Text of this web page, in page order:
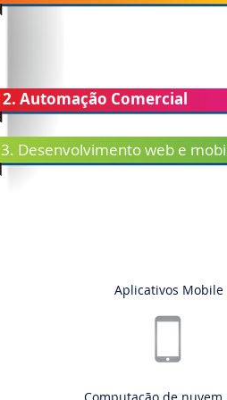
3. Desenvolvimento web e
2. Automação Comercial
Aplicativos Mobile